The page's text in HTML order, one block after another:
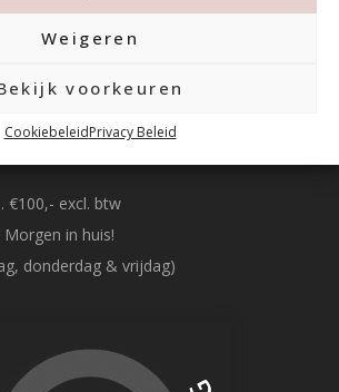
Weigeren
voorkeuren
CookiebeleidPrivacy Beleid
€100,- excl. btw
in huis!
donderdag & vrijdag)